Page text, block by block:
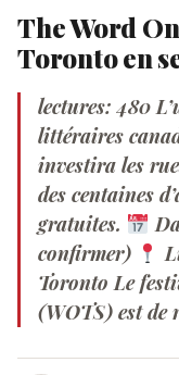
The Word
Toronto en
lectures: 480
littéraires
investira les
des centaines
gratuites.
confirmer)
Toronto Le
(WOTS) est